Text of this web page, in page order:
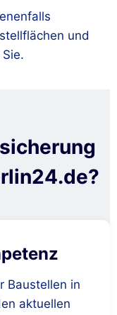
und
Baustellen in
aktuellen